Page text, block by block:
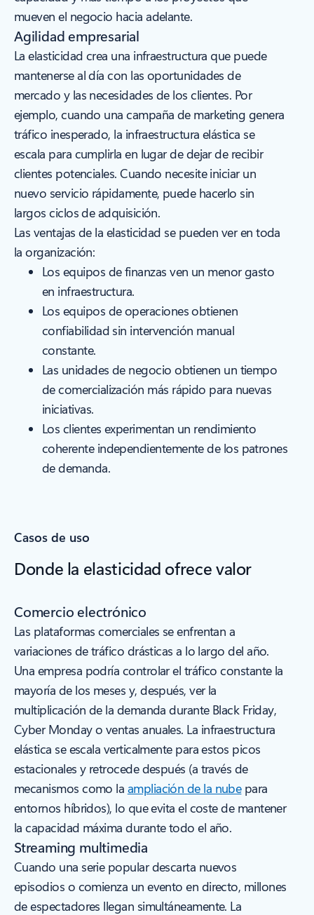
mueven el negocio hacia adelante.
Agilidad empresarial
La elasticidad crea una infraestructura que puede
mantenerse al día con las oportunidades de
mercado y las necesidades de los clientes. Por
ejemplo, cuando una campaña de marketing genera
tráfico inesperado, la infraestructura elástica se
escala para cumplirla en lugar de dejar de recibir
clientes potenciales. Cuando necesite iniciar un
nuevo servicio rápidamente, puede hacerlo sin
largos ciclos de adquisición.
Las ventajas de la elasticidad se pueden ver en toda
la organización:
Los equipos de finanzas ven un menor gasto
en infraestructura.
Los equipos de operaciones obtienen
confiabilidad sin intervención manual
constante.
Las unidades de negocio obtienen un tiempo
de comercialización más rápido para nuevas
iniciativas.
Los clientes experimentan un rendimiento
coherente independientemente de los patrones
de demanda.
Casos de uso
Donde la elasticidad ofrece valor
Comercio electrónico
Las plataformas comerciales se enfrentan a
variaciones de tráfico drásticas a lo largo del año.
Una empresa podría controlar el tráfico constante la
mayoría de los meses y, después, ver la
multiplicación de la demanda durante Black Friday,
Cyber Monday o ventas anuales. La infraestructura
elástica se escala verticalmente para estos picos
estacionales y retrocede después (a través de
mecanismos como la ampliación de la nubepara
entornos híbridos), lo que evita el coste de mantener
la capacidad máxima durante todo el año.
Streaming multimedia
Cuando una serie popular descarta nuevos
episodios o comienza un evento en directo, millones
de espectadores llegan simultáneamente. La